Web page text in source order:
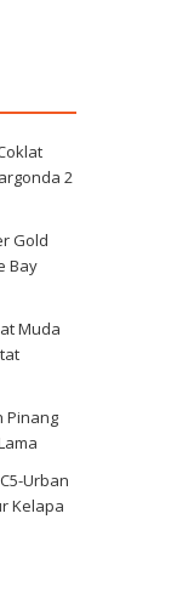
2
Gold
Bay
Muda
Pinang
Urban
Kelapa